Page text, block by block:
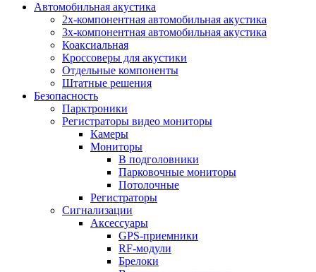
Автомобильная акустика
2х-компонентная автомобильная акустика
3х-компонентная автомобильная акустика
Коаксиальная
Кроссоверы для акустики
Отдельные компоненты
Штатные решения
Безопасность
Парктроники
Регистраторы видео мониторы
Камеры
Мониторы
В подголовники
Парковочные мониторы
Потолочные
Регистраторы
Сигнализации
Аксессуары
GPS-приемники
RF-модули
Брелоки